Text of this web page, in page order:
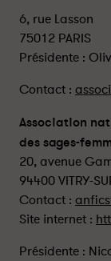
6, rue Lasson
75012 PARIS
Présidente :
Contact :
Association
des sages-
20, avenue
94400 VITRY-
Contact :
Site internet :
Présidente :